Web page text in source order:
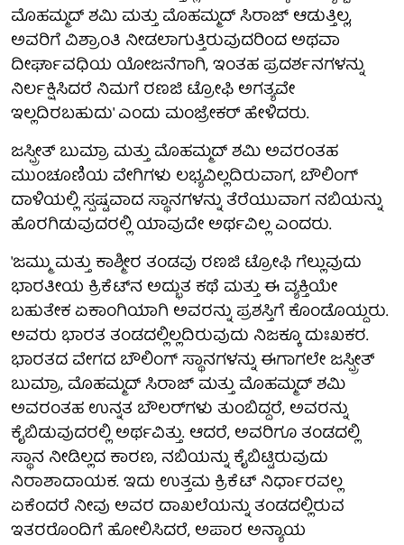
ಮೊಹಮ್ಮದ್ ಶಮಿ ಮತ್ತು ಮೊಹಮ್ಮದ್ ಸಿರಾಜ್ ಆಡುತ್ತಿಲ್ಲ,
ಅವರಿಗೆ ವಿಶ್ರಾಂತಿ ನೀಡಲಾಗುತ್ತಿರುವುದರಿಂದ ಅಥವಾ
ದೀರ್ಘಾವಧಿಯ ಯೋಜನೆಗಾಗಿ, ಇಂತಹ ಪ್ರದರ್ಶನಗಳನ್ನು
ನಿರ್ಲಕ್ಷಿಸಿದರೆ ನಿಮಗೆ ರಣಜಿ ಟ್ರೋಫಿ ಅಗತ್ಯವೇ
ಇಲ್ಲದಿರಬಹುದು' ಎಂದು ಮಂಜ್ರೇಕರ್ ಹೇಳಿದರು.
ಜಸ್ಪ್ರೀತ್ ಬುಮ್ರಾ ಮತ್ತು ಮೊಹಮ್ಮದ್ ಶಮಿ ಅವರಂತಹ
ಮುಂಚೂಣಿಯ ವೇಗಿಗಳು ಲಭ್ಯವಿಲ್ಲದಿರುವಾಗ, ಬೌಲಿಂಗ್
ದಾಳಿಯಲ್ಲಿ ಸ್ಪಷ್ಟವಾದ ಸ್ಥಾನಗಳನ್ನು ತೆರೆಯುವಾಗ ನಬಿಯನ್ನು
ಹೊರಗಿಡುವುದರಲ್ಲಿ ಯಾವುದೇ ಅರ್ಥವಿಲ್ಲ ಎಂದರು.
'ಜಮ್ಮು ಮತ್ತು ಕಾಶ್ಮೀರ ತಂಡವು ರಣಜಿ ಟ್ರೋಫಿ ಗೆಲ್ಲುವುದು
ಭಾರತೀಯ ಕ್ರಿಕೆಟ್‌ನ ಅದ್ಭುತ ಕಥೆ ಮತ್ತು ಈ ವ್ಯಕ್ತಿಯೇ
ಬಹುತೇಕ ಏಕಾಂಗಿಯಾಗಿ ಅವರನ್ನು ಪ್ರಶಸ್ತಿಗೆ ಕೊಂಡೊಯ್ದರು.
ಅವರು ಭಾರತ ತಂಡದಲ್ಲಿಲ್ಲದಿರುವುದು ನಿಜಕ್ಕೂ ದುಃಖಕರ.
ಭಾರತದ ವೇಗದ ಬೌಲಿಂಗ್ ಸ್ಥಾನಗಳನ್ನು ಈಗಾಗಲೇ ಜಸ್ಪ್ರೀತ್
ಬುಮ್ರಾ, ಮೊಹಮ್ಮದ್ ಸಿರಾಜ್ ಮತ್ತು ಮೊಹಮ್ಮದ್ ಶಮಿ
ಅವರಂತಹ ಉನ್ನತ ಬೌಲರ್‌ಗಳು ತುಂಬಿದ್ದರೆ, ಅವರನ್ನು
ಕೈಬಿಡುವುದರಲ್ಲಿ ಅರ್ಥವಿತ್ತು. ಆದರೆ, ಅವರಿಗೂ ತಂಡದಲ್ಲಿ
ಸ್ಥಾನ ನೀಡಿಲ್ಲದ ಕಾರಣ, ನಬಿಯನ್ನು ಕೈಬಿಟ್ಟಿರುವುದು
ನಿರಾಶಾದಾಯಕ. ಇದು ಉತ್ತಮ ಕ್ರಿಕೆಟ್ ನಿರ್ಧಾರವಲ್ಲ
ಏಕೆಂದರೆ ನೀವು ಅವರ ದಾಖಲೆಯನ್ನು ತಂಡದಲ್ಲಿರುವ
ಇತರರೊಂದಿಗೆ ಹೋಲಿಸಿದರೆ, ಅಪಾರ ಅನ್ಯಾಯ